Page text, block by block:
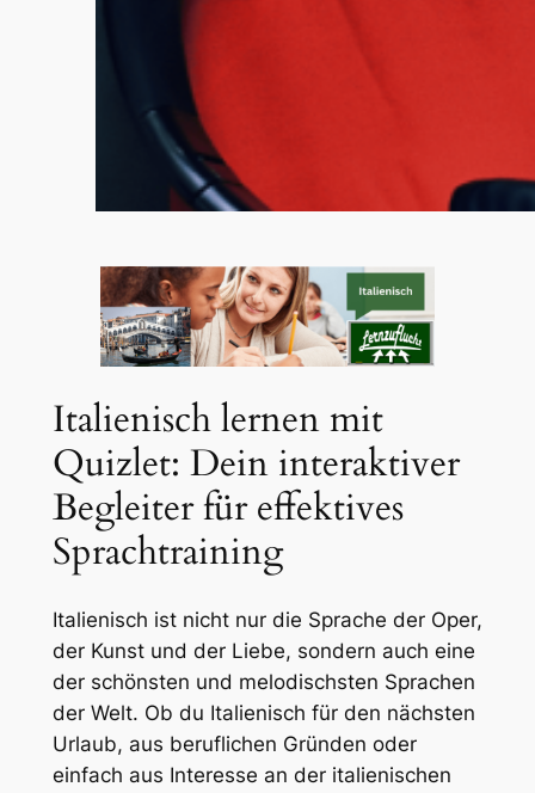
Italienisch lernen mit
Quizlet: Dein interaktiver
Begleiter für effektives
Sprachtraining
Italienisch ist nicht nur die Sprache der Oper,
der Kunst und der Liebe, sondern auch eine
der schönsten und melodischsten Sprachen
der Welt. Ob du Italienisch für den nächsten
Urlaub, aus beruflichen Gründen oder
einfach aus Interesse an der italienischen